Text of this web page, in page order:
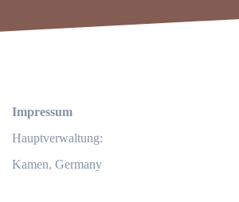
Impressum
Hauptverwaltung:
Kamen, Germany